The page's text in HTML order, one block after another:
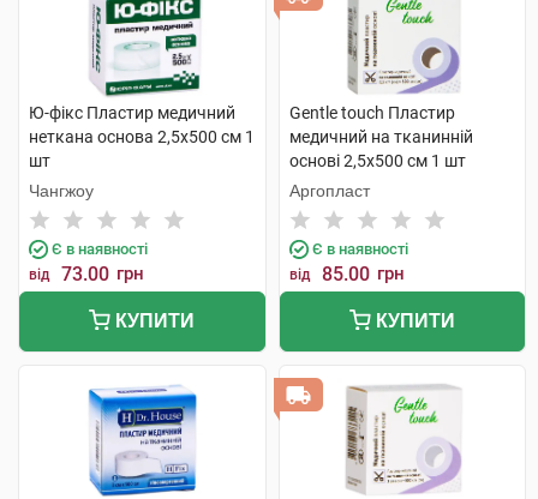
Ю-фікс Пластир медичний
неткана основа 2,5х500 см 1
шт
Чангжоу
Є в наявності
від 73.00 грн
КУПИТИ
Gentle touch Пластир
медичний на тканинній
основі 2,5х500 см 1 шт
Аргопласт
Є в наявності
від 85.00 грн
КУПИТИ